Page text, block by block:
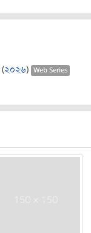
(২০২৬) Web Series